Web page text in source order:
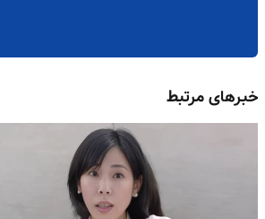
خبرهای مرتبط